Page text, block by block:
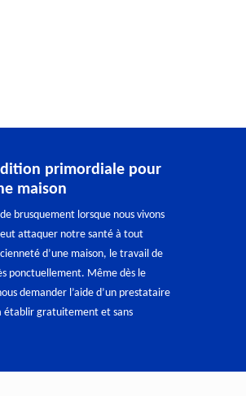
primordiale pour
maison
brusquement lorsque nous vivons
attaquer notre santé à tout
d’une maison, le travail de
ponctuellement. Même dès le
demander l’aide d’un prestataire
établir gratuitement et sans